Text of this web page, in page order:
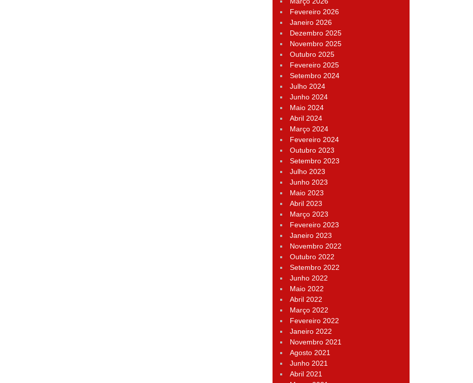
Fevereiro 2026
Janeiro 2026
Dezembro 2025
Novembro 2025
Outubro 2025
Fevereiro 2025
Setembro 2024
Julho 2024
Junho 2024
Maio 2024
Abril 2024
Março 2024
Fevereiro 2024
Outubro 2023
Setembro 2023
Julho 2023
Junho 2023
Maio 2023
Abril 2023
Março 2023
Fevereiro 2023
Janeiro 2023
Novembro 2022
Outubro 2022
Setembro 2022
Junho 2022
Maio 2022
Abril 2022
Março 2022
Fevereiro 2022
Janeiro 2022
Novembro 2021
Agosto 2021
Junho 2021
Abril 2021